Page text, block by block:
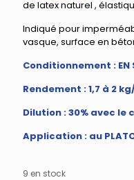
de latex naturel ,
Indiqué pour
vasque, surface en
Conditionnement : EN
Rendement : 1,7 à 2
Dilution : 30% avec le
Application : au
9 en stock